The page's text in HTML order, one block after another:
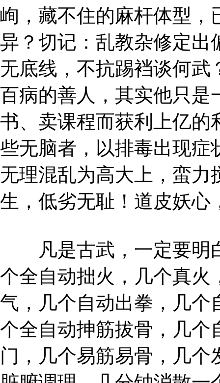
峋，藏不住的麻杆体型，
异？切记：乱教杂修定出
无底线，不抗踢裆谈何
百病的善人，其实他只是
书、卖课程而获利上亿的
些无脑者，以排毒出现症
无理混乱为高大上，蛮
生，低劣无耻！道皮妖心
凡是古武，一定要明
个全自动拙火，几个真火
气，几个自动出拳，几个
个全自动抻筋拔骨，几个
门，几个易筋易骨，几